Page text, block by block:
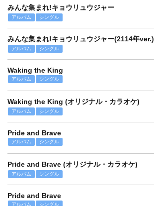
みんな集まれ!キョウリュウジャー
アルバム シングル
みんな集まれ!キョウリュウジャー(2114年ver.)
アルバム シングル
Waking the King
アルバム シングル
Waking the King (オリジナル・カラオケ)
アルバム シングル
Pride and Brave
アルバム シングル
Pride and Brave (オリジナル・カラオケ)
アルバム シングル
Pride and Brave
アルバム シングル